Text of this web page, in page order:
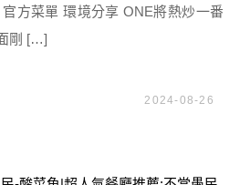
官方菜單 環境分享 ONE將熱炒一番
剛 […]
2024-08-26